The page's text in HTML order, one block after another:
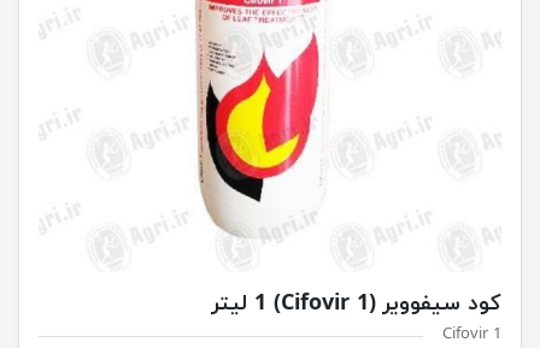
کود سیفوویر (Cifovir 1) 1 لیتر
Cifovir 1